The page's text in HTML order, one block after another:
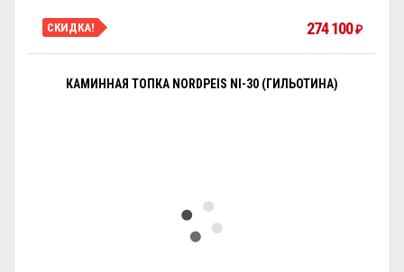
СКИДКА! 274 100₽
КАМИННАЯ ТОПКА NORDPEIS NI-30 (ГИЛЬОТИНА)